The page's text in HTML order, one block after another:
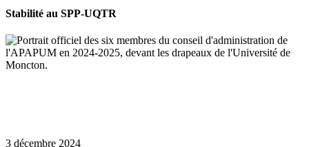
Stabilité au SPP-UQTR
3 décembre 2024